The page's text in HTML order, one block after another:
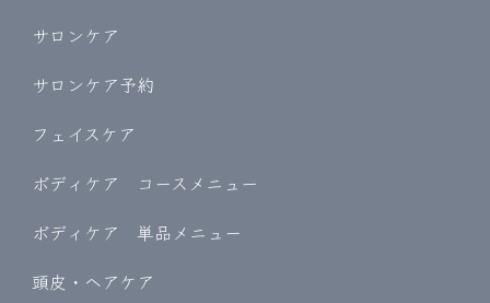
サロンケア
サロンケア予約
フェイスケア
ボディケア コースメニュー
ボディケア 単品メニュー
頭皮・ヘアケア